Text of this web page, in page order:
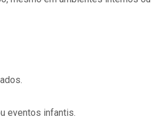
eventos infantis.